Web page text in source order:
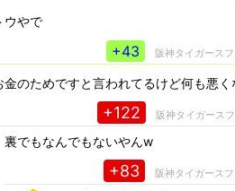
ウやで
+43 阪神タイガースフ
金のためですと言われてるけど何も悪く
+122 阪神タイガース
裏でもなんでもないやんw
+83 阪神タイガースフ